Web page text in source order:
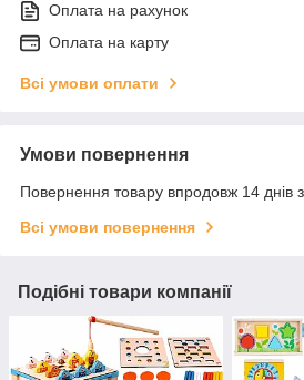
Оплата на рахунок
Оплата на карту
Всі умови оплати
Умови повернення
Повернення товару впродовж 14 днів
Всі умови повернення
Подібні товари компанії